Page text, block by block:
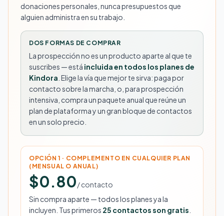
donaciones personales, nunca presupuestos que
alguien administra en su trabajo.
DOS FORMAS DE COMPRAR
La prospección no es un producto aparte al que te
suscribes — está incluida en todos los planes de
Kindora . Elige la vía que mejor te sirva: paga por
contacto sobre la marcha, o, para prospección
intensiva, compra un paquete anual que reúne un
plan de plataforma y un gran bloque de contactos
en un solo precio.
OPCIÓN 1 · COMPLEMENTO EN CUALQUIER PLAN
(MENSUAL O ANUAL)
$0.80/ contacto
Sin compra aparte — todos los planes ya la
incluyen. Tus primeros 25 contactos son gratis